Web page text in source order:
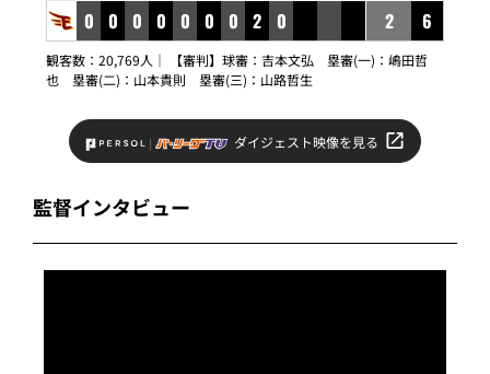
0 0 0 0 0 0 0 2 0
2
6
観客数：20,769人｜ 【審判】球審：吉本文弘 塁審(一)：嶋田哲
也 塁審(二)：山本貴則 塁審(三)：山路哲生
ダイジェスト映像を見る
監督インタビュー